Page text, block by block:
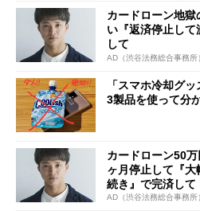
カードローン地
い『返済停止し
して
AD（渋谷法務総合事務所
「スマホ冷却グ
3製品を使って分
カードローン50
ヶ月停止して『
続き』で完済して
AD（渋谷法務総合事務所